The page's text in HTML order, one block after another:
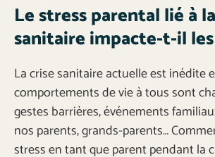
Le stress parental lié à
sanitaire impacte-t-il
La crise sanitaire actuelle est inédite
comportements de vie à tous sont
gestes barrières, événements
nos parents, grands-parents…
stress en tant que parent pendant la